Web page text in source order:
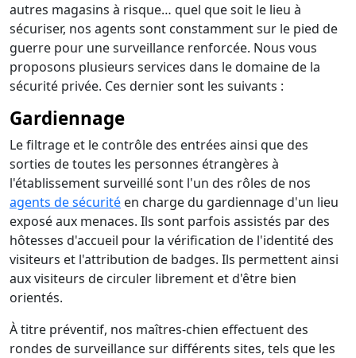
autres magasins à risque… quel que soit le lieu à
sécuriser, nos agents sont constamment sur le pied de
guerre pour une surveillance renforcée. Nous vous
proposons plusieurs services dans le domaine de la
sécurité privée. Ces dernier sont les suivants :
Gardiennage
Le filtrage et le contrôle des entrées ainsi que des
sorties de toutes les personnes étrangères à
l'établissement surveillé sont l'un des rôles de nos
agents de sécurité en charge du gardiennage d'un lieu
exposé aux menaces. Ils sont parfois assistés par des
hôtesses d'accueil pour la vérification de l'identité des
visiteurs et l'attribution de badges. Ils permettent ainsi
aux visiteurs de circuler librement et d'être bien
orientés.
À titre préventif, nos maîtres-chien effectuent des
rondes de surveillance sur différents sites, tels que les